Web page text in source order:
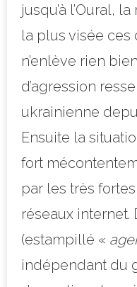
jusqu’à l’Oural,
la plus visée ces
n’enlève rien
d’agression
ukrainienne
Ensuite la
fort
par les très
réseaux internet.
(estampillé «
indépendant du